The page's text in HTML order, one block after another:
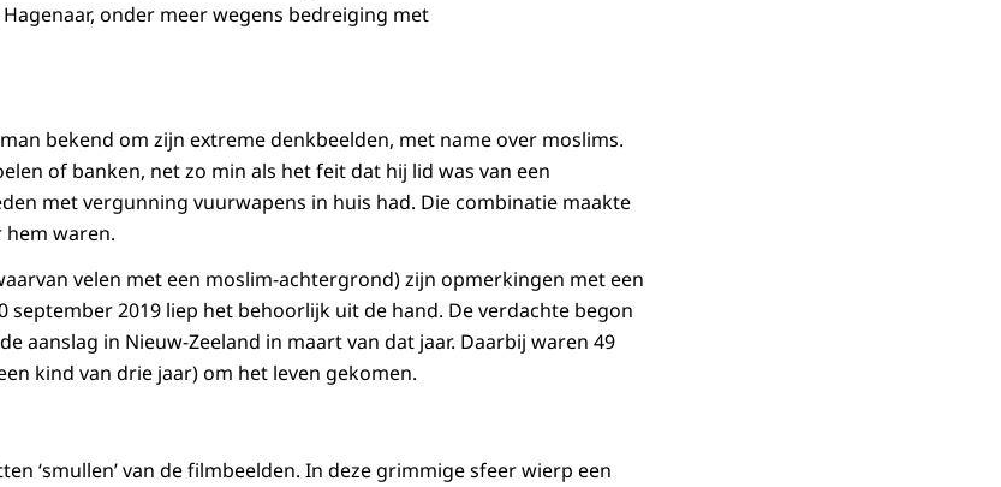
onder meer wegens bedreiging met
bekend om zijn extreme denkbeelden, met name over moslims.
of banken, net zo min als het feit dat hij lid was van een
met vergunning vuurwapens in huis had. Die combinatie maakte
waren.
velen met een moslim-achtergrond) zijn opmerkingen met een
september 2019 liep het behoorlijk uit de hand. De verdachte begon
aanslag in Nieuw-Zeeland in maart van dat jaar. Daarbij waren 49
kind van drie jaar) om het leven gekomen.
‘smullen’ van de filmbeelden. In deze grimmige sfeer wierp een